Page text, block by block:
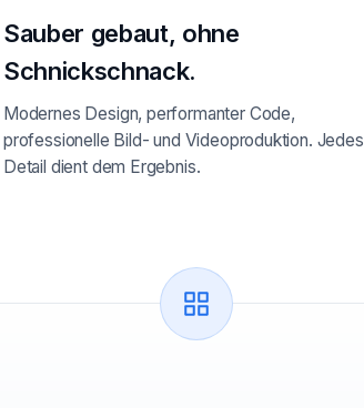
Sauber gebaut, ohne
Schnickschnack.
Modernes Design, performanter Code,
professionelle Bild- und Videoproduktion. Jedes
Detail dient dem Ergebnis.